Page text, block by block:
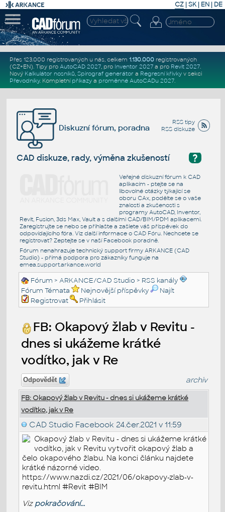
CZ | SK| EN | DE
Přes 123.000 registrovaných u nás, celkem 1.130.000registrovaných
(CZ+EN). Tipy pro AutoCAD 2027, pro Inventor 2027a pro Revit 2027.
Nový Kalkulátor nosníků, Spirograf generátor a Regresní křivkyv sekci
Převodníky. Kompletní příkazya proměnné AutoCADu 2027.
RSS tipy
RSS diskuze
Diskuzní fórum, poradna
?
CAD diskuze, rady, výměna zkušeností
Veřejné diskuzní fórum k CAD
aplikacím - ptejte se na
libovolné otázky týkající se
oboru CAx, podělte se o vaše
znalosti a zkušenosti s
programy AutoCAD, Inventor,
Revit, Fusion, 3ds Max, Vault a s dalšími CAD/BIM/PDM aplikacemi.
Zaregistrujte se nebo se přihlašte a zašlete váš příspěvek do
odpovídajícího fóra. Viz další informace o CAD Fóru. Nechcete se
registrovat? Zeptejte se v naší Facebook poradně.
Fórum nenahrazuje technický support firmy ARKANCE (CAD
Studio) - přímá podpora pro zákazníky funguje na
emea.support.arkance.world
Fórum >ARKANCE/CAD Studio > RSS kanály
Fórum Témata
Nejnovější příspěvky
Najít
Registrovat
Přihlásit
FB: Okapový žlab v Revitu -
dnes si ukážeme krátké
vodítko, jak v Re
Odpovědět archiv
FB: Okapový žlab v Revitu - dnes si ukážeme krátké
vodítko, jak v Re
CAD Studio Facebook 24.čer.2021 v 11:59
Okapový žlab v Revitu - dnes si ukážeme krátké
vodítko, jak v Revitu vytvořit okapový žlab a
čelo okapového žlabu. Na konci článku najdete
krátké názorné video.
https://www.nazdi.cz/2021/06/okapovy-zlab-v-
revitu.html #Revit #BIM
Viz pokračování...